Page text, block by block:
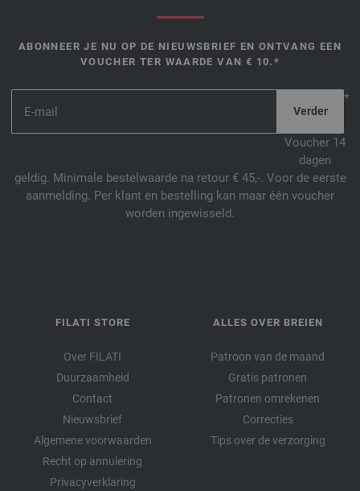
ABONNEER JE NU OP DE NIEUWSBRIEF EN ONTVANG EEN
VOUCHER TER WAARDE VAN € 10.*
*
Voucher 14
dagen
geldig. Minimale bestelwaarde na retour € 45,-. Voor de eerste
aanmelding. Per klant en bestelling kan maar één voucher
worden ingewisseld.
FILATI STORE
Over FILATI
Duurzaamheid
Contact
Nieuwsbrief
Algemene voorwaarden
Recht op annulering
Privacyverklaring
ALLES OVER BREIEN
Patroon van de maand
Gratis patronen
Patronen omrekenen
Correcties
Tips over de verzorging